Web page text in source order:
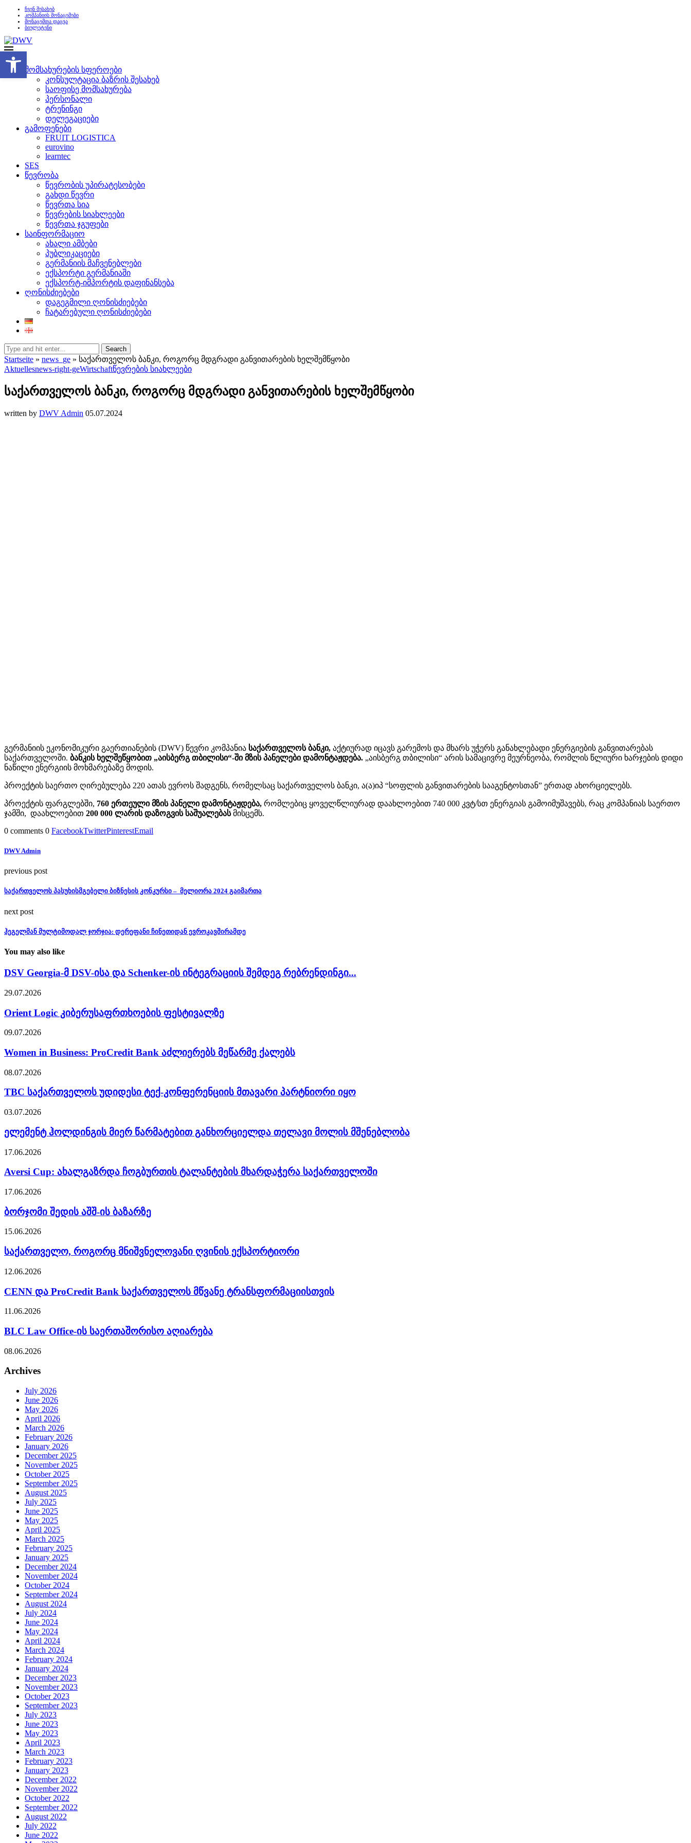
ჩვენ შესახებ
კომპანიის მონაცემები
მონაცემთა დაცვა
ბიულეტენი
მომსახურების სფეროები
კონსულტაცია ბაზრის შესახებ
საოფისე მომსახურება
პერსონალი
ტრენინგი
დელეგაციები
გამოფენები
FRUIT LOGISTICA
eurovino
learntec
SES
წევრობა
წევრობის უპირატესობები
გახდი წევრი
წევრთა სია
წევრების სიახლეები
წევრთა ჯგუფები
საინფორმაციო
ახალი ამბები
პუბლიკაციები
გერმანიის მაჩვენებლები
ექსპორტი გერმანიაში
ექსპორტ-იმპორტის დაფინანსება
ღონისძიებები
დაგეგმილი ღონისძიებები
ჩატარებული ღონისძიებები
Search
Startseite » news_ge » საქართველოს ბანკი, როგორც მდგრადი განვითარების ხელშემწყობი
Aktuellesnews-right-geWirtschaftწევრების სიახლეები
საქართველოს ბანკი, როგორც მდგრადი განვითარების ხელშემწყობი
written by DWV Admin 05.07.2024
გერმანიის ეკონომიკური გაერთიანების (DWV) წევრი კომპანია საქართველოს ბანკი, აქტიურად იცავს გარემოს და მხარს უჭერს განახლებადი ენერგიების განვითარებას
საქართველოში. ბანკის ხელშეწყობით „აისბერგ თბილისი“-ში მზის პანელები დამონტაჟდება. „აისბერგ თბილისი“ არის სამაცივრე მეურნეობა, რომლის წლიური ხარჯების დიდი
ნაწილი ენერგიის მოხმარებაზე მოდის.
პროექტის საერთო ღირებულება 220 ათას ევროს შადგენს, რომელსაც საქართველოს ბანკი, ა(ა)იპ “სოფლის განვითარების სააგენტოსთან” ერთად ახორციელებს.
პროექტის ფარგლებში, 760 ერთეული მზის პანელი დამონტაჟდება, რომლებიც ყოველწლიურად დაახლოებით 740 000 კვტ/სთ ენერგიას გამოიმუშავებს, რაც კომპანიას საერთო
ჯამში, დაახლოებით 200 000 ლარის დაზოგვის საშუალებასმისცემს.
0 comments 0 FacebookTwitterPinterestEmail
DWV Admin
previous post
საქართველოს პასუხისმგებელი ბიზნესის კონკურსი – მელიორა 2024 გაიმართა
next post
ჰეგელმან მულტიმოდალ ჯორჯია: დერეფანი ჩინეთიდან ევროკავშირამდე
You may also like
DSV Georgia-მ DSV-ისა და Schenker-ის ინტეგრაციის შემდეგ რებრენდინგი...
29.07.2026
Orient Logic კიბერუსაფრთხოების ფესტივალზე
09.07.2026
Women in Business: ProCredit Bank აძლიერებს მეწარმე ქალებს
08.07.2026
TBC საქართველოს უდიდესი ტექ-კონფერენციის მთავარი პარტნიორი იყო
03.07.2026
ელემენტ ჰოლდინგის მიერ წარმატებით განხორციელდა თელავი მოლის მშენებლობა
17.06.2026
Aversi Cup: ახალგაზრდა ჩოგბურთის ტალანტების მხარდაჭერა საქართველოში
17.06.2026
ბორჯომი შედის აშშ-ის ბაზარზე
15.06.2026
საქართველო, როგორც მნიშვნელოვანი ღვინის ექსპორტიორი
12.06.2026
CENN და ProCredit Bank საქართველოს მწვანე ტრანსფორმაციისთვის
11.06.2026
BLC Law Office-ის საერთაშორისო აღიარება
08.06.2026
Archives
July 2026
June 2026
May 2026
April 2026
March 2026
February 2026
January 2026
December 2025
November 2025
October 2025
September 2025
August 2025
July 2025
June 2025
May 2025
April 2025
March 2025
February 2025
January 2025
December 2024
November 2024
October 2024
September 2024
August 2024
July 2024
June 2024
May 2024
April 2024
March 2024
February 2024
January 2024
December 2023
November 2023
October 2023
September 2023
July 2023
June 2023
May 2023
April 2023
March 2023
February 2023
January 2023
December 2022
November 2022
October 2022
September 2022
August 2022
July 2022
June 2022
Open toolbar